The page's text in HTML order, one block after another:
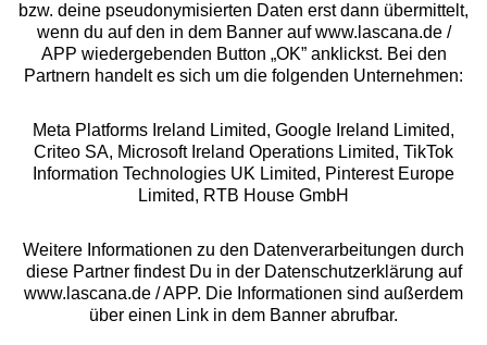
Rechtliches
Alle Preise inkl. MwSt., zzgl.
Versandkosten
** Bonität vorausgesetzt, berechtigt zur Bonitätsprüfung
bzw. deine pseudonymisierten Daten erst dann übermittelt,
wenn du auf den in dem Banner auf www.lascana.de /
APP wiedergebenden Button „OK” anklickst. Bei den
Partnern handelt es sich um die folgenden Unternehmen:
Meta Platforms Ireland Limited, Google Ireland Limited,
Criteo SA, Microsoft Ireland Operations Limited, TikTok
Information Technologies UK Limited, Pinterest Europe
Limited, RTB House GmbH
Weitere Informationen zu den Datenverarbeitungen durch
diese Partner findest Du in der Datenschutzerklärung auf
www.lascana.de / APP. Die Informationen sind außerdem
über einen Link in dem Banner abrufbar.